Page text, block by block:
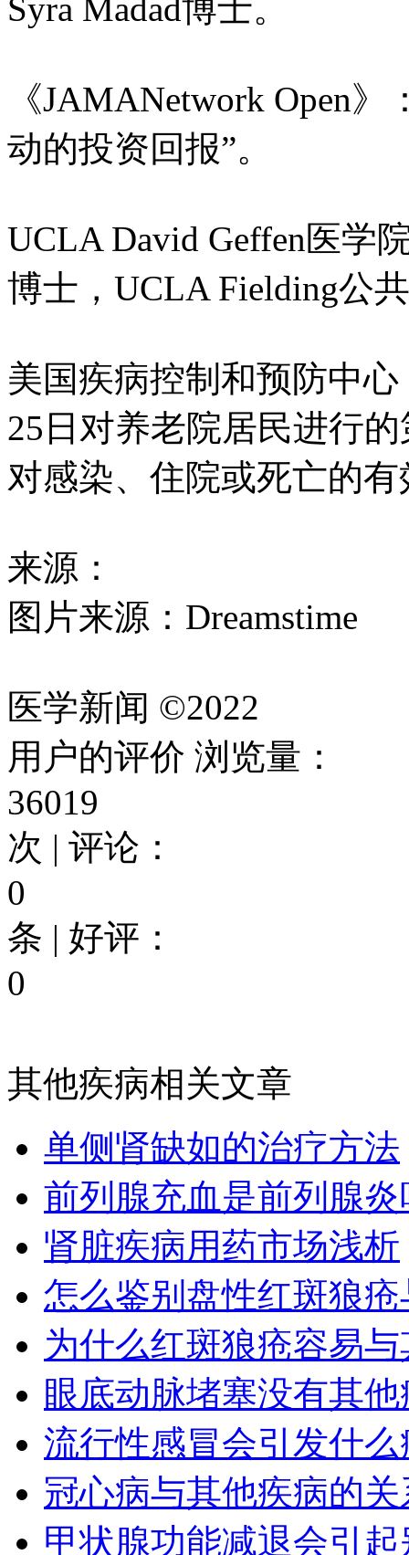
Syra Madad博士。
《JAMANetwork Open
动的投资回报”。
UCLA David Geffen医学
博士，UCLA Fielding公
美国疾病控制和预防中心
25日对养老院居民进行
对感染、住院或死亡的有
来源：
图片来源：Dreamstime
医学新闻 ©2022
用户的评价 浏览量：
36019
次 | 评论：
0
条 | 好评：
0
其他疾病相关文章
单侧肾缺如的治疗方法
前列腺充血是前列腺炎
肾脏疾病用药市场浅析
怎么鉴别盘性红斑狼
为什么红斑狼疮容易
眼底动脉堵塞没有其
流行性感冒会引发什么
冠心病与其他疾病的关
甲状腺功能减退会引